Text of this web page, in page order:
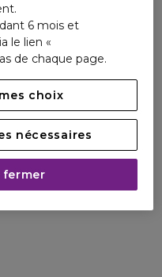
6 mois et
le lien «
de chaque page.
choix
nécessaires